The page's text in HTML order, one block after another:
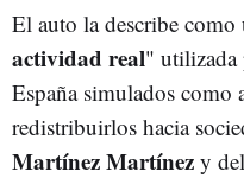
El auto la describe como
actividad real" utilizada
España simulados como
redistribuirlos hacia
Martínez Martínez y